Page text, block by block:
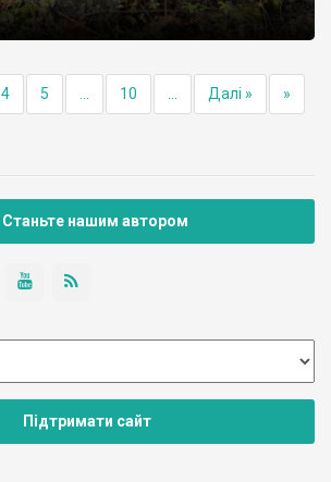
4 5 10 Далі » »
Станьте нашим автором
Підтримати сайт